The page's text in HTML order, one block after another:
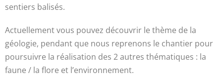
sentiers balisés.
Actuellement vous pouvez découvrir le thème de la
géologie, pendant que nous reprenons le chantier pour
poursuivre la réalisation des 2 autres thématiques : la
faune / la flore et l’environnement.